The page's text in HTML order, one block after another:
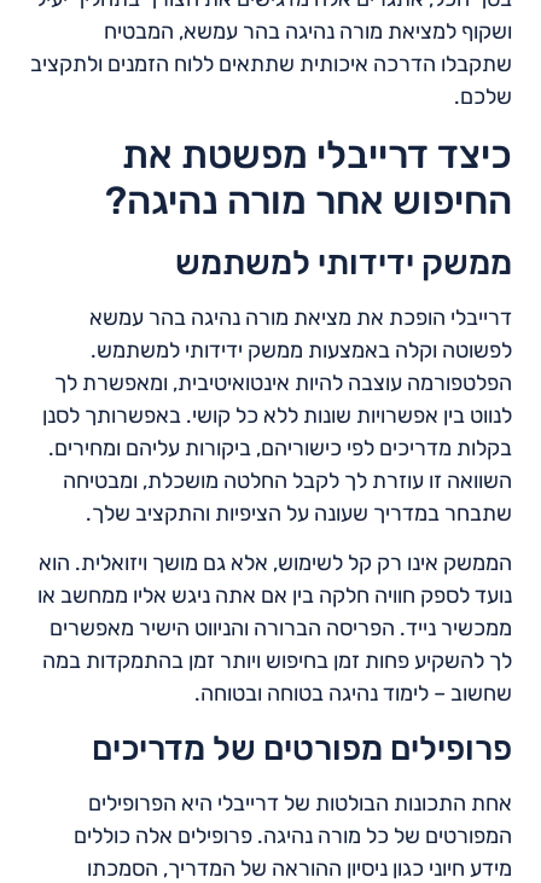
ושקוף למציאת מורה נהיגה בהר עמשא, המבטיח
שתקבלו הדרכה איכותית שתתאים ללוח הזמנים ולתקציב
שלכם.
כיצד דרייבלי מפשטת את
החיפוש אחר מורה נהיגה?
ממשק ידידותי למשתמש
דרייבלי הופכת את מציאת מורה נהיגה בהר עמשא
לפשוטה וקלה באמצעות ממשק ידידותי למשתמש.
הפלטפורמה עוצבה להיות אינטואיטיבית, ומאפשרת לך
לנווט בין אפשרויות שונות ללא כל קושי. באפשרותך לסנן
בקלות מדריכים לפי כישוריהם, ביקורות עליהם ומחירים.
השוואה זו עוזרת לך לקבל החלטה מושכלת, ומבטיחה
שתבחר במדריך שעונה על הציפיות והתקציב שלך.
הממשק אינו רק קל לשימוש, אלא גם מושך ויזואלית. הוא
נועד לספק חוויה חלקה בין אם אתה ניגש אליו ממחשב או
ממכשיר נייד. הפריסה הברורה והניווט הישיר מאפשרים
לך להשקיע פחות זמן בחיפוש ויותר זמן בהתמקדות במה
שחשוב – לימוד נהיגה בטוחה ובטוחה.
פרופילים מפורטים של מדריכים
אחת התכונות הבולטות של דרייבלי היא הפרופילים
המפורטים של כל מורה נהיגה. פרופילים אלה כוללים
מידע חיוני כגון ניסיון ההוראה של המדריך, הסמכתו